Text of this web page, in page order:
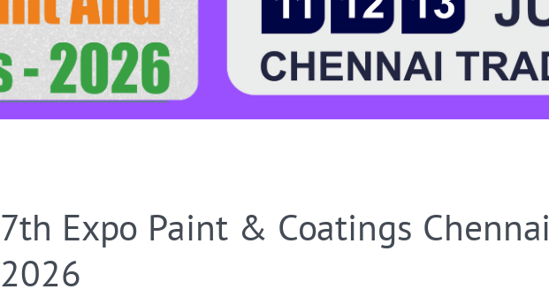
7th Expo Paint & Coatings Chennai
2026